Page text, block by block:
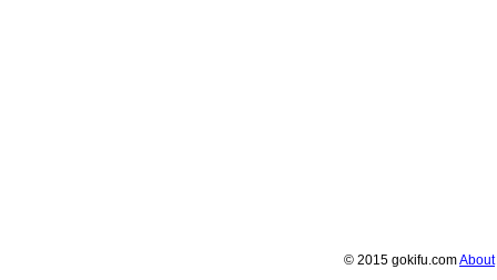
© 2015 gokifu.comAbout